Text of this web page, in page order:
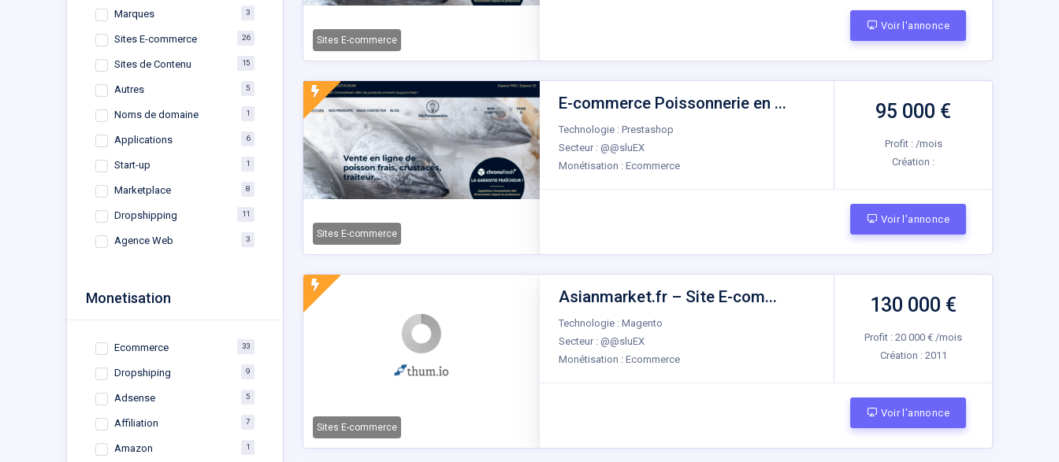
Marques 3
Sites E-commerce 26
Sites de Contenu 15
Autres 5
Noms de domaine 1
Applications 6
Start-up 1
Marketplace 8
Dropshipping 11
Agence Web 3
Monetisation
Ecommerce 33
Dropshiping 9
Adsense 5
Affiliation 7
Amazon 1
Sites E-commerce
Voir l'annonce
Sites E-commerce
E-commerce Poissonnerie en ...
Technologie : Prestashop
Secteur : @@sluEX
Monétisation : Ecommerce
95 000 €
Profit : /mois
Création :
Voir l'annonce
Sites E-commerce
Asianmarket.fr – Site E-com...
Technologie : Magento
Secteur : @@sluEX
Monétisation : Ecommerce
130 000 €
Profit : 20 000 € /mois
Création : 2011
Voir l'annonce